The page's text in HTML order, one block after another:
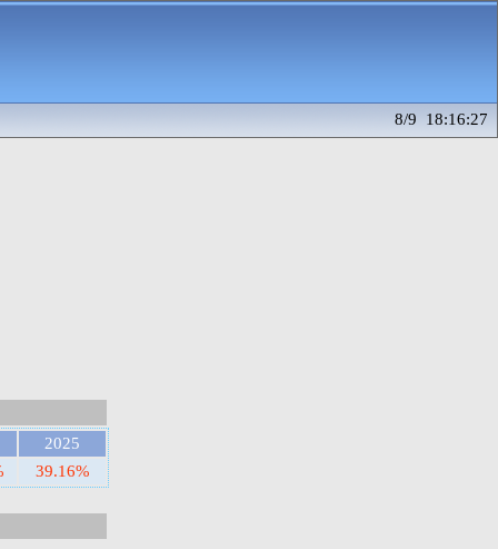
8/9 18:16:27
2025
39.16%